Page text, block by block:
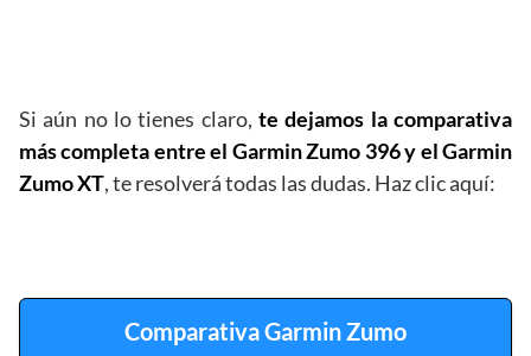
Si aún no lo tienes claro, te dejamos la comparativa
más completa entre el Garmin Zumo 396 y el Garmin
Zumo XT, te resolverá todas las dudas. Haz clic aquí:
Comparativa Garmin Zumo